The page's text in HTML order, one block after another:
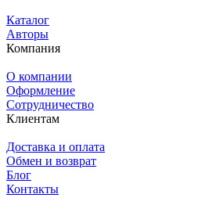
Каталог
Авторы
Компания
О компании
Оформление
Сотрудничество
Клиентам
Доставка и оплата
Обмен и возврат
Блог
Контакты